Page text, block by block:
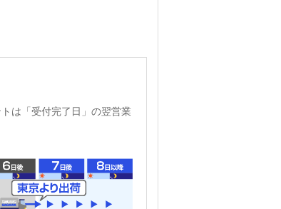
は「受付完了日」の翌営業